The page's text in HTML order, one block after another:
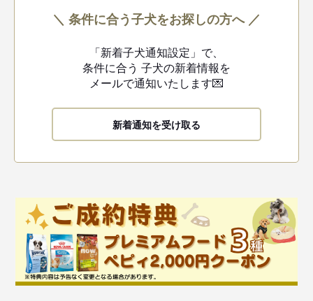
＼ 条件に合う子犬をお探しの方へ ／
「新着子犬通知設定」で、
条件に合う 子犬の新着情報を
メールで通知いたします💌
新着通知を受け取る